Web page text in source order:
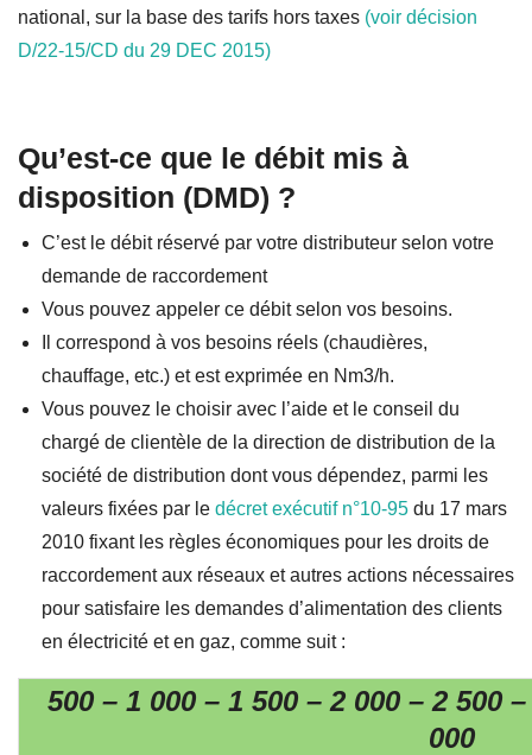
national, sur la base des tarifs hors taxes (voir décision
D/22-15/CD du 29 DEC 2015)
Qu’est-ce que le débit mis à
disposition (DMD) ?
C’est le débit réservé par votre distributeur selon votre
demande de raccordement
Vous pouvez appeler ce débit selon vos besoins.
Il correspond à vos besoins réels (chaudières,
chauffage, etc.) et est exprimée en Nm3/h.
Vous pouvez le choisir avec l’aide et le conseil du
chargé de clientèle de la direction de distribution de la
société de distribution dont vous dépendez, parmi les
valeurs fixées par le décret exécutif n°10-95 du 17 mars
2010 fixant les règles économiques pour les droits de
raccordement aux réseaux et autres actions nécessaires
pour satisfaire les demandes d’alimentation des clients
en électricité et en gaz, comme suit :
500 – 1 000 – 1 500 – 2 000 – 2 500
000